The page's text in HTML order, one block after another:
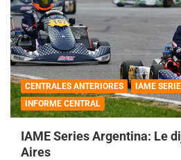
CENTRALES ANTERIORES
IAME
INFORME CENTRAL
IAME Series Argentina: Le
Aires